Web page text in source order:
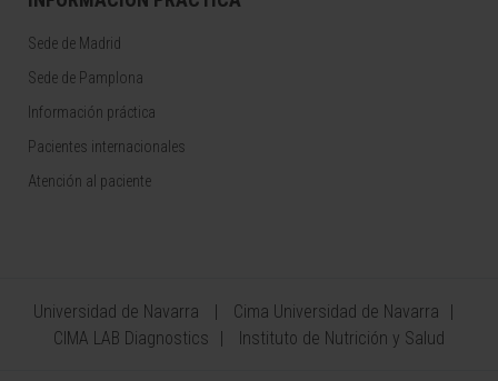
Sede de Madrid
Sede de Pamplona
Información práctica
Pacientes internacionales
Atención al paciente
Universidad de Navarra
Cima Universidad de Navarra
CIMA LAB Diagnostics
Instituto de Nutrición y Salud